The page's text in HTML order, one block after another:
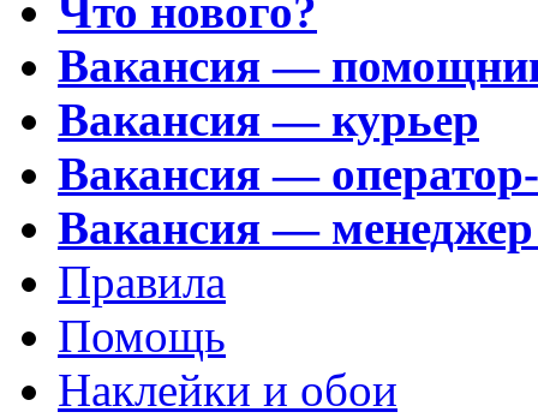
Что нового?
Вакансия —
Вакансия — курьер
Вакансия —
Вакансия —
Правила
Помощь
Наклейки и обои